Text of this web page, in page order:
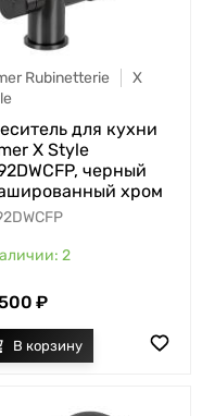
Rubinetterie
X
для кухни
X Style
черный
хром
2